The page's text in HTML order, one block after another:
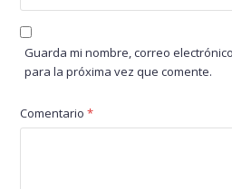
Guarda mi nombre, correo
para la próxima vez que comente.
Comentario*